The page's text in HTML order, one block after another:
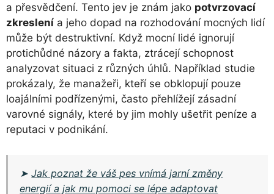
a přesvědčení. Tento jev je znám jako potvrzovací
zkreslení a jeho dopad na rozhodování mocných lidí
může být destruktivní. Když mocní lidé ignorují
protichůdné názory a fakta, ztrácejí schopnost
analyzovat situaci z různých úhlů. Například studie
prokázaly, že manažeři, kteří se obklopují pouze
loajálními podřízenými, často přehlížejí zásadní
varovné signály, které by jim mohly ušetřit peníze a
reputaci v podnikání.
➤Jak poznat že váš pes vnímá jarní změny
energií a jak mu pomoci se lépe adaptovat